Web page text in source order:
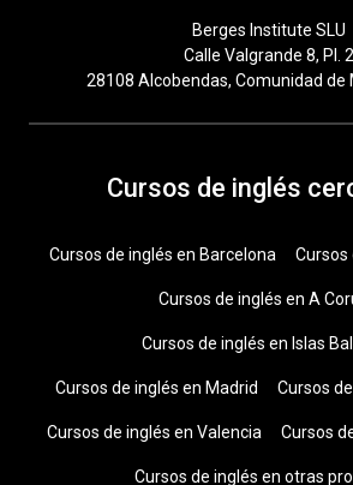
Berges Institute SLU
Calle Valgrande 8, Pl. 2
28108 Alcobendas, Comunidad de
Cursos de inglés
Cursos de inglés en Barcelona Cursos
Cursos de inglés en A
Cursos de inglés en Islas
Cursos de inglés en Madrid Cursos
Cursos de inglés en Valencia Cursos
Cursos de inglés en otras